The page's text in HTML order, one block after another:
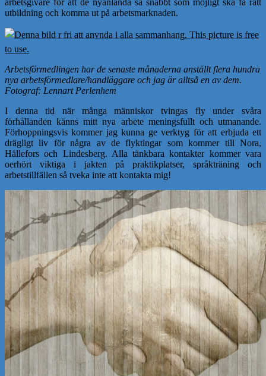
utbildning och komma ut på arbetsmarknaden.
Arbetsförmedlingen har de senaste månaderna anställt flera hundra
nya arbetsförmedlare/handläggare och jag är alltså en av dem.
Fotograf: Lennart Perlenhem
I denna tid när många människor tvingas fly under svåra
förhållanden känns mitt nya arbete meningsfullt och utmanande.
Förhoppningsvis kommer jag kunna ge verktyg för att erbjuda ett
drägligt liv för några av de flyktingar som kommer till Nora,
Hällefors och Lindesberg. Alla tänkbara kontakter kommer vara
oerhört viktiga i jakten på praktikplatser, språkträning och
arbetstillfällen så tveka inte att kontakta mig!